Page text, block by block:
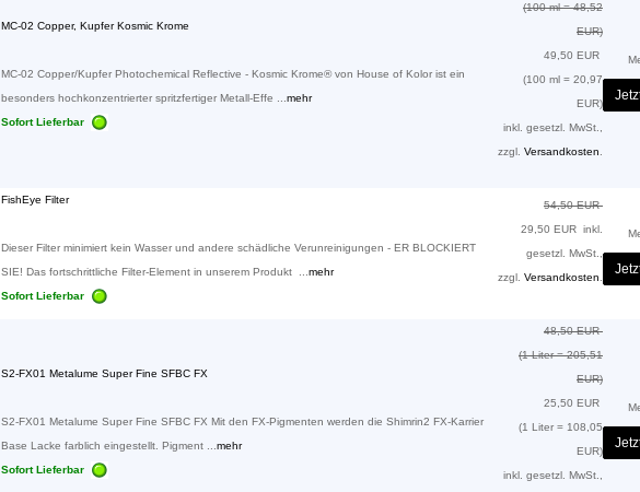
MC-02 Copper, Kupfer Kosmic Krome
MC-02 Copper/Kupfer Photochemical Reflective - Kosmic Krome® von House of Kolor ist ein
besonders hochkonzentrierter spritzfertiger Metall-Effe ... mehr
Sofort Lieferbar
(100 ml = 48,52
EUR)
49,50 EUR
(100 ml = 20,97
EUR)
inkl. gesetzl. MwSt.,
zzgl. Versandkosten
FishEye Filter
Dieser Filter minimiert kein Wasser und andere schädliche Verunreinigungen - ER BLOCKIERT
SIE! Das fortschrittliche Filter-Element in unserem Produkt ... mehr
Sofort Lieferbar
54,50 EUR
29,50 EUR inkl.
gesetzl. MwSt.,
zzgl. Versandkosten
S2-FX01 Metalume Super Fine SFBC FX
S2-FX01 Metalume Super Fine SFBC FX Mit den FX-Pigmenten werden die Shimrin2 FX-Karrier
Base Lacke farblich eingestellt. Pigment ... mehr
Sofort Lieferbar
48,50 EUR
(1 Liter = 205,51
EUR)
25,50 EUR
(1 Liter = 108,05
EUR)
inkl. gesetzl. MwSt.,